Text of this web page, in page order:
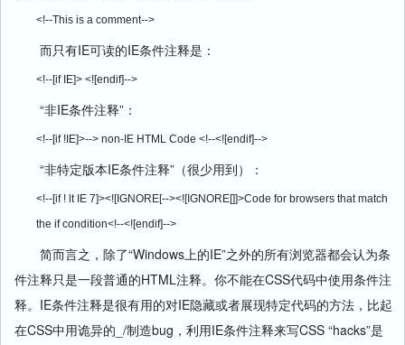
<!--This is a comment-->
而只有IE可读的IE条件注释是：
<!--[if IE]> <![endif]-->
“非IE条件注释”：
<!--[if !IE]>--> non-IE HTML Code <!--<![endif]-->
“非特定版本IE条件注释”（很少用到）：
<!--[if ! lt IE 7]><![IGNORE[--><![IGNORE[]]>Code for browsers that match
the if condition<!--<![endif]-->
简而言之，除了“Windows上的IE”之外的所有浏览器都会认为条
件注释只是一段普通的HTML注释。你不能在CSS代码中使用条件注
释。IE条件注释是很有用的对IE隐藏或者展现特定代码的方法，比起
在CSS中用诡异的_/制造bug，利用IE条件注释来写CSS “hacks”是